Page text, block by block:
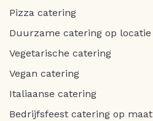
Pizza catering
Duurzame catering op locatie
Vegetarische catering
Vegan catering
Italiaanse catering
Bedrijfsfeest catering op maat